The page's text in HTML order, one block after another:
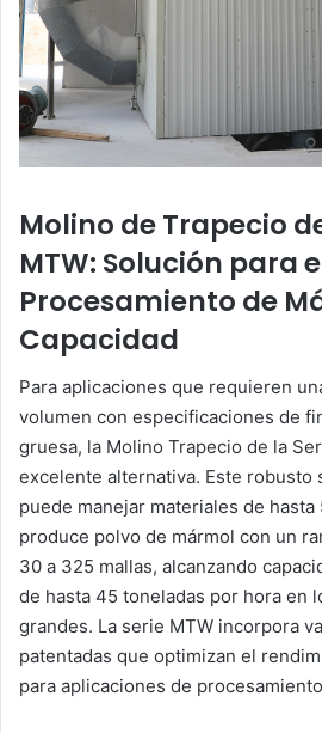
Molino de Trapecio
MTW: Solución para
Procesamiento de
Capacidad
Para aplicaciones que requieren
volumen con especificaciones de
gruesa, la Molino Trapecio de la
excelente alternativa. Este robusto
puede manejar materiales de hasta
produce polvo de mármol con un
30 a 325 mallas, alcanzando
de hasta 45 toneladas por hora en
grandes. La serie MTW incorpora
patentadas que optimizan el
para aplicaciones de